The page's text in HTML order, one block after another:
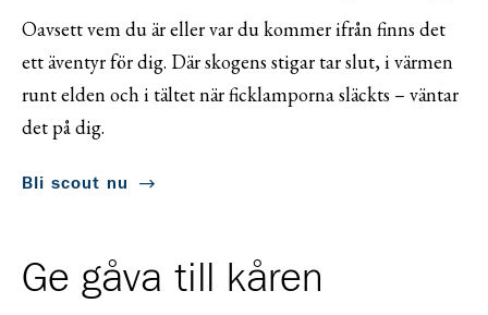
Oavsett vem du är eller var du kommer ifrån finns det
ett äventyr för dig. Där skogens stigar tar slut, i värmen
runt elden och i tältet när ficklamporna släckts – väntar
det på dig.
Bli scout nu
Ge gåva till kåren